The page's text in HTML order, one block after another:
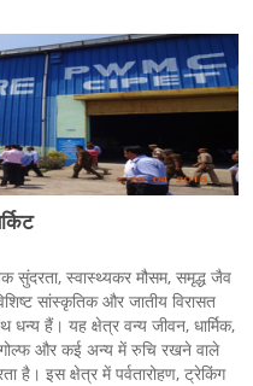
सुंदरता, स्वास्थ्यकर मौसम, समृद्ध जैव
सांस्कृतिक और जातीय विरासत
हैं। यह क्षेत्र वन्य जीवन, धार्मिक,
गोल्फ और कई अन्य में रुचि रखने वाले
है। इस क्षेत्र में पर्वतारोहण, ट्रेकिंग